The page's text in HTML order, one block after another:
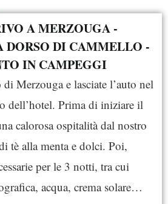
A MERZOUGA -
DORSO DI CAMMELLO -
IN CAMPEGGI
Merzouga e lasciate l’auto nel
dell’hotel. Prima di iniziare il
calorosa ospitalità dal nostro
tè alla menta e dolci. Poi,
per le 3 notti, tra cui
acqua, crema solare…